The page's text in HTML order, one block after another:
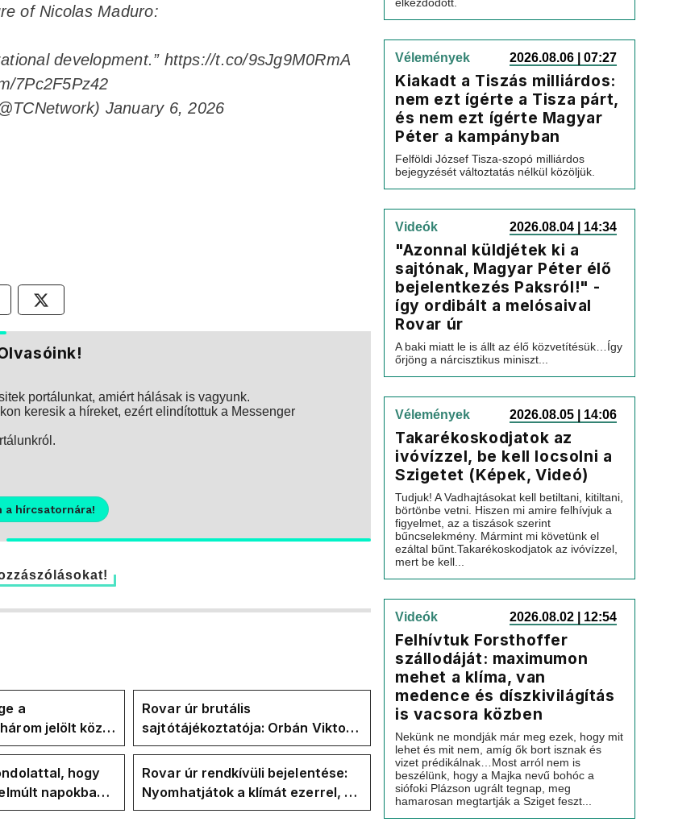
of Nicolas Maduro:
development.” https://t.co/9sJg9M0RmA
7Pc2F5Pz42
January 6, 2026
portálunkat, amiért hálásak is vagyunk.
keresik a híreket, ezért elindítottuk a Messenger
a hírcsatornára!
a
jelölt közül
a Tisza-
Rovar úr brutális
sajtótájékoztatója: Orbán Viktor
és a Vadhajtások a felelős a
kialakult helyzetért
hogy
napokban
nélkül
Rovar úr rendkívüli bejelentése:
Nyomhatjátok a klímát ezerrel, a
hűtőket letekerhetitek, vége az
Vélemények 2026.08.06 | 07:27
Kiakadt a Tiszás milliárdos:
nem ezt ígérte a Tisza párt,
és nem ezt ígérte Magyar
Péter a kampányban
Felföldi József Tisza-szopó milliárdos
bejegyzését változtatás nélkül közöljük.
Videók 2026.08.04 | 14:34
"Azonnal küldjétek ki a
sajtónak, Magyar Péter élő
bejelentkezés Paksról!" -
így ordibált a melósaival
Rovar úr
A baki miatt le is állt az élő közvetítésük…Így
őrjöng a nárcisztikus miniszt...
Vélemények 2026.08.05 | 14:06
Takarékoskodjatok az
ivóvízzel, be kell locsolni a
Szigetet (Képek, Videó)
Tudjuk! A Vadhajtásokat kell betiltani, kitiltani,
börtönbe vetni. Hiszen mi amire felhívjuk a
figyelmet, az a tiszások szerint
bűncselekmény. Mármint mi követünk el
ezáltal bűnt.Takarékoskodjatok az ivóvízzel,
mert be kell...
Videók 2026.08.02 | 12:54
Felhívtuk Forsthoffer
szállodáját: maximumon
mehet a klíma, van
medence és díszkivilágítás
is vacsora közben
Nekünk ne mondják már meg ezek, hogy mit
lehet és mit nem, amíg ők bort isznak és
vizet prédikálnak…Most arról nem is
beszélünk, hogy a Majka nevű bohóc a
siófoki Plázson ugrált tegnap, meg
hamarosan megtartják a Sziget feszt...